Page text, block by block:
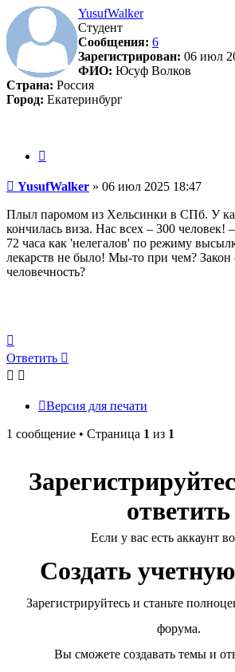
YusufWalker
Студент
Сообщения: 6
Зарегистрирован: 06 июл
ФИО: Юсуф Волков
Страна: Россия
Город: Екатеринбург
Сообщение
YusufWalker » 06 июл 2025 18:47
Плыл паромом из Хельсинки в СПб. У
кончилась виза. Нас всех – 300 человек!
72 часа как 'нелегалов' по режиму
лекарств не было! Мы-то при чем? Закон
человечность?
к
началу
Ответить
Версия для печати
1 сообщение • Страница 1 из 1
ответить
Если у вас есть аккаунт
Создать
Зарегистрируйтесь и станьте
форума.
Вы сможете создавать темы и